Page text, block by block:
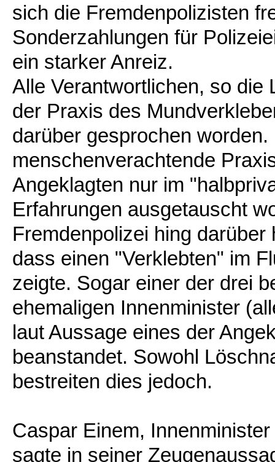
sich die Fremdenpolizisten
Sonderzahlungen für
ein starker Anreiz.
Alle Verantwortlichen, so die
der Praxis des
darüber gesprochen
menschenverachtende
Angeklagten nur im
Erfahrungen ausgetauscht
Fremdenpolizei hing
dass einen "Verklebten" im
zeigte. Sogar einer der drei
ehemaligen Innenminister
laut Aussage eines der
beanstandet. Sowohl
bestreiten dies jedoch.
Caspar Einem,
sagte in seiner